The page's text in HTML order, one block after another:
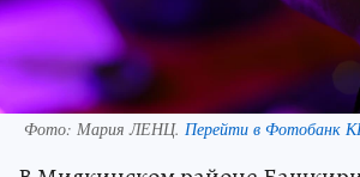
Фото: Мария ЛЕНЦ. Перейти в Фотобанк